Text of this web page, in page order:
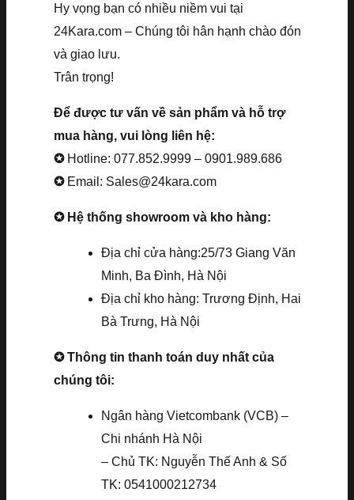
Hy vọng bạn có nhiều niềm vui tại
24Kara.com – Chúng tôi hân hạnh chào đón
và giao lưu.
Trân trọng!
Để được tư vấn về sản phẩm và hỗ trợ
mua hàng, vui lòng liên hệ:
✪ Hotline: 077.852.9999 – 0901.989.686
✪ Email: Sales@24kara.com
✪ Hệ thống showroom và kho hàng:
Địa chỉ cửa hàng:25/73 Giang Văn
Minh, Ba Đình, Hà Nội
Địa chỉ kho hàng: Trương Định, Hai
Bà Trưng, Hà Nội
✪ Thông tin thanh toán duy nhất của
chúng tôi:
Ngân hàng Vietcombank (VCB) –
Chi nhánh Hà Nội
– Chủ TK: Nguyễn Thế Anh & Số
TK: 0541000212734